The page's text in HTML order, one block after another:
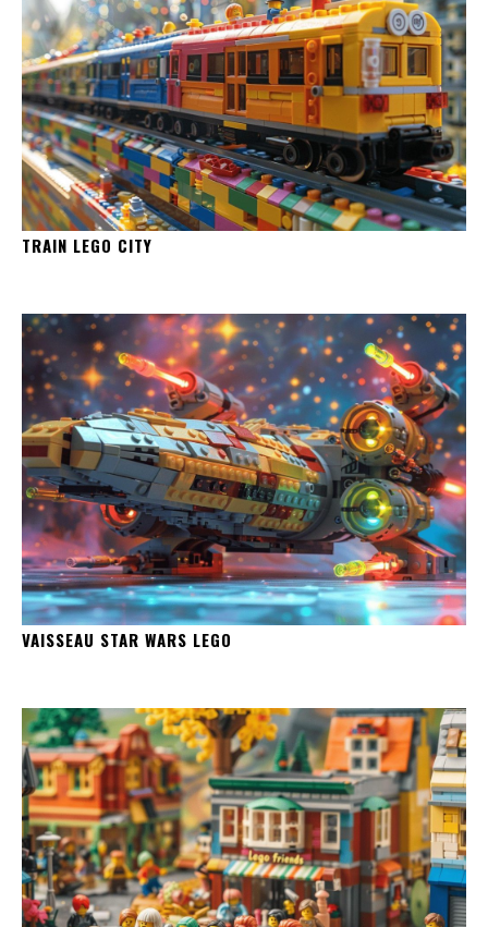
TRAIN LEGO CITY
VAISSEAU STAR WARS LEGO